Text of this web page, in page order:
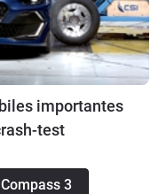
importantes
test
3